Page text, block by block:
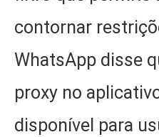
contornar
WhatsApp disse
proxy no
disponível para